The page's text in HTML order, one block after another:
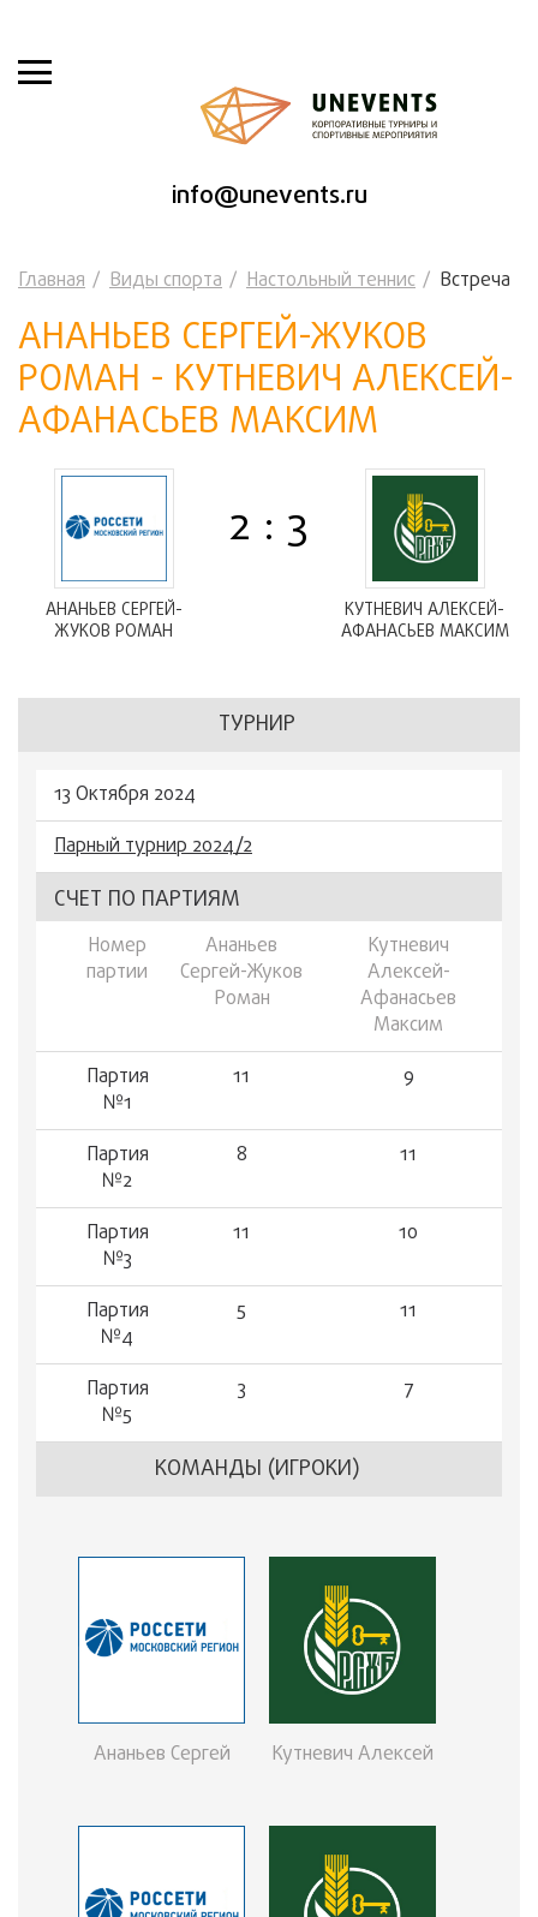
info@unevents.ru
Главная Виды спорта Настольный теннис Встреча
АНАНЬЕВ СЕРГЕЙ-ЖУКОВ
РОМАН - КУТНЕВИЧ АЛЕКСЕЙ-
АФАНАСЬЕВ МАКСИМ
АНАНЬЕВ СЕРГЕЙ-
ЖУКОВ РОМАН
2 : 3
КУТНЕВИЧ АЛЕКСЕЙ-
АФАНАСЬЕВ МАКСИМ
ТУРНИР
13 Октября 2024
Парный турнир 2024/2
СЧЕТ ПО ПАРТИЯМ
Номер
партии
Ананьев
Сергей-Жуков
Роман
Кутневич
Алексей-
Афанасьев
Максим
Партия
№1
11 9
Партия
№2
8 11
Партия
№3
11 10
Партия
№4
5 11
Партия
№5
3 7
КОМАНДЫ (ИГРОКИ)
Ананьев Сергей Кутневич Алексей